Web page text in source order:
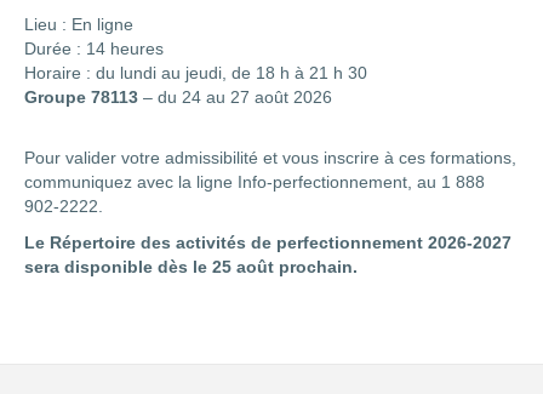
Lieu : En ligne
Durée : 14 heures
Horaire : du lundi au jeudi, de 18 h à 21 h 30
Groupe 78113 – du 24 au 27 août 2026
Pour valider votre admissibilité et vous inscrire à ces formations,
communiquez avec la ligne Info-perfectionnement, au 1 888
902-2222.
Le Répertoire des activités de perfectionnement 2026-2027
sera disponible dès le 25 août prochain.